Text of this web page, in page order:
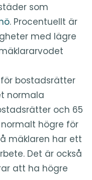
som
. Procentuellt är
med lägre
bostadsrätter
normala
och 65
högre för
mäklaren har ett
Det är också
att ha högre